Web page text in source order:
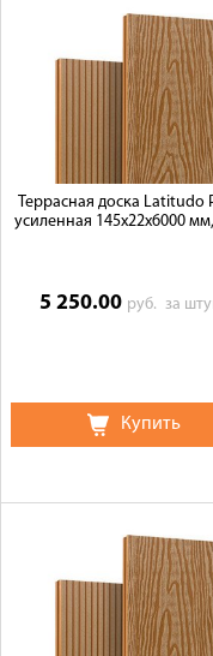
Террасная доска Latitudo
усиленная 145х22х6000
5 250.00 руб.за
Купить